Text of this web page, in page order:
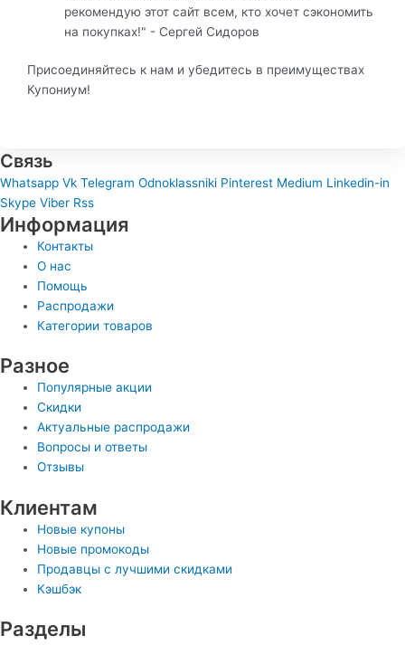
рекомендую этот сайт всем, кто хочет сэкономить
на покупках!" - Сергей Сидоров
Присоединяйтесь к нам и убедитесь в преимуществах
Купониум!
Связь
Whatsapp Vk Telegram Odnoklassniki Pinterest Medium Linkedin-in
Skype Viber Rss
Информация
Контакты
О нас
Помощь
Распродажи
Категории товаров
Разное
Популярные акции
Скидки
Актуальные распродажи
Вопросы и ответы
Отзывы
Клиентам
Новые купоны
Новые промокоды
Продавцы с лучшими скидками
Кэшбэк
Разделы